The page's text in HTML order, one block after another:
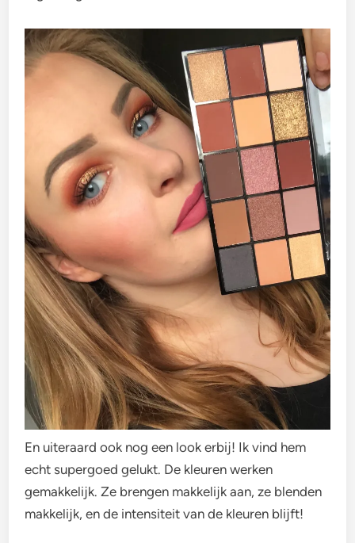
En uiteraard ook nog een look erbij! Ik vind hem
echt supergoed gelukt. De kleuren werken
gemakkelijk. Ze brengen makkelijk aan, ze blenden
makkelijk, en de intensiteit van de kleuren blijft!